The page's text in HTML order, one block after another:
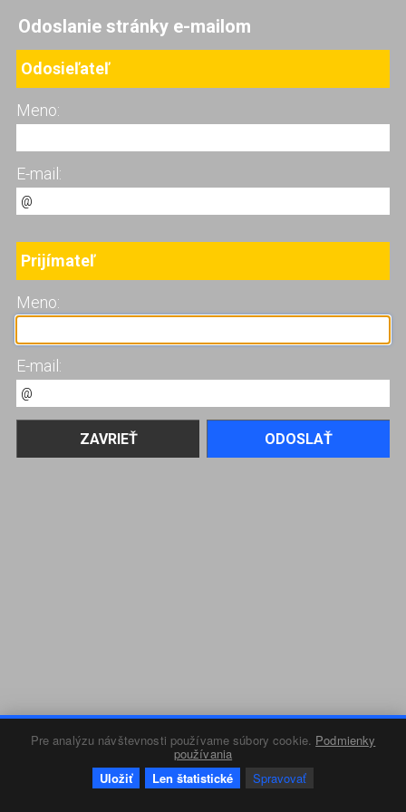
Pre analýzu návštevnosti používame súbory cookie. Podmienky
používania
Uložiť
Len štatistické Spravovať
Odoslanie stránky e-mailom
Odosieľateľ
Meno:
E-mail:
Prijímateľ
Meno:
E-mail: